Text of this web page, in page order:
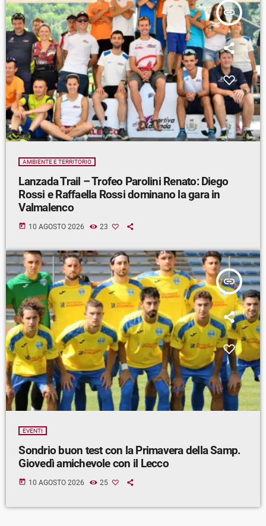
insert_link
AMBIENTE E TERRITORIO
Lanzada Trail – Trofeo Parolini Renato: Diego
Rossi e Raffaella Rossi dominano la gara in
Valmalenco
today 10 AGOSTO 2026 23
insert_link
EVENTI
Sondrio buon test con la Primavera della Samp.
Giovedì amichevole con il Lecco
today 10 AGOSTO 2026 25